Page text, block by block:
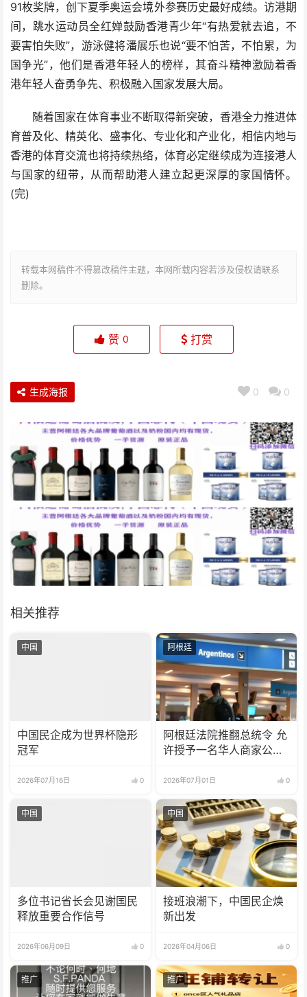
91枚奖牌，创下夏季奥运会境外参赛历史最好成绩。访港期
间，跳水运动员全红婵鼓励香港青少年“有热爱就去追，不
要害怕失败”，游泳健将潘展乐也说“要不怕苦，不怕累，为
国争光”，他们是香港年轻人的榜样，其奋斗精神激励着香
港年轻人奋勇争先、积极融入国家发展大局。
随着国家在体育事业不断取得新突破，香港全力推进体
育普及化、精英化、盛事化、专业化和产业化，相信内地与
香港的体育交流也将持续热络，体育必定继续成为连接港人
与国家的纽带，从而帮助港人建立起更深厚的家国情怀。
(完)
转载本网稿件不得篡改稿件主题，本网所载内容若涉及侵权请联系
删除。
赞 0 打赏
0 0
生成海报
相关推荐
中国
中国民企成为世界杯隐形
冠军
2026年07月16日 0
阿根廷
阿根廷法院推翻总统令 允
许授予一名华人商家公民
2026年07月01日 0
中国
多位书记省长会见谢国民
释放重要合作信号
2026年06月09日 0
中国
接班浪潮下，中国民企焕
新出发
2026年04月06日 0
推广 推广